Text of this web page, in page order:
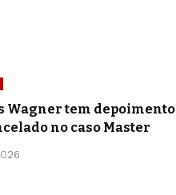
Wagner tem depoimento
no caso Master